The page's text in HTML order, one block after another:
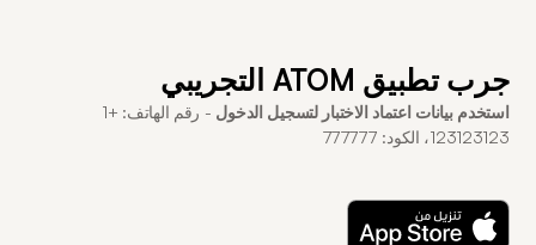
جرب تطبيق ATOM التجريبي
استخدم بيانات اعتماد الاختبار لتسجيل الدخول
- رقم الهاتف: +1
123123123، الكود: 777777